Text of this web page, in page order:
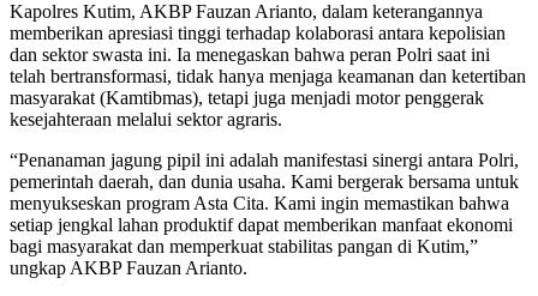
Kapolres Kutim, AKBP Fauzan Arianto, dalam keterangannya
memberikan apresiasi tinggi terhadap kolaborasi antara kepolisian
dan sektor swasta ini. Ia menegaskan bahwa peran Polri saat ini
telah bertransformasi, tidak hanya menjaga keamanan dan ketertiban
masyarakat (Kamtibmas), tetapi juga menjadi motor penggerak
kesejahteraan melalui sektor agraris.
“Penanaman jagung pipil ini adalah manifestasi sinergi antara Polri,
pemerintah daerah, dan dunia usaha. Kami bergerak bersama untuk
menyukseskan program Asta Cita. Kami ingin memastikan bahwa
setiap jengkal lahan produktif dapat memberikan manfaat ekonomi
bagi masyarakat dan memperkuat stabilitas pangan di Kutim,”
ungkap AKBP Fauzan Arianto.